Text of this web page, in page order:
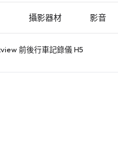
攝影器材 影音
前後行車記錄儀 H5